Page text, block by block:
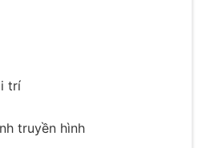
trí
truyền hình